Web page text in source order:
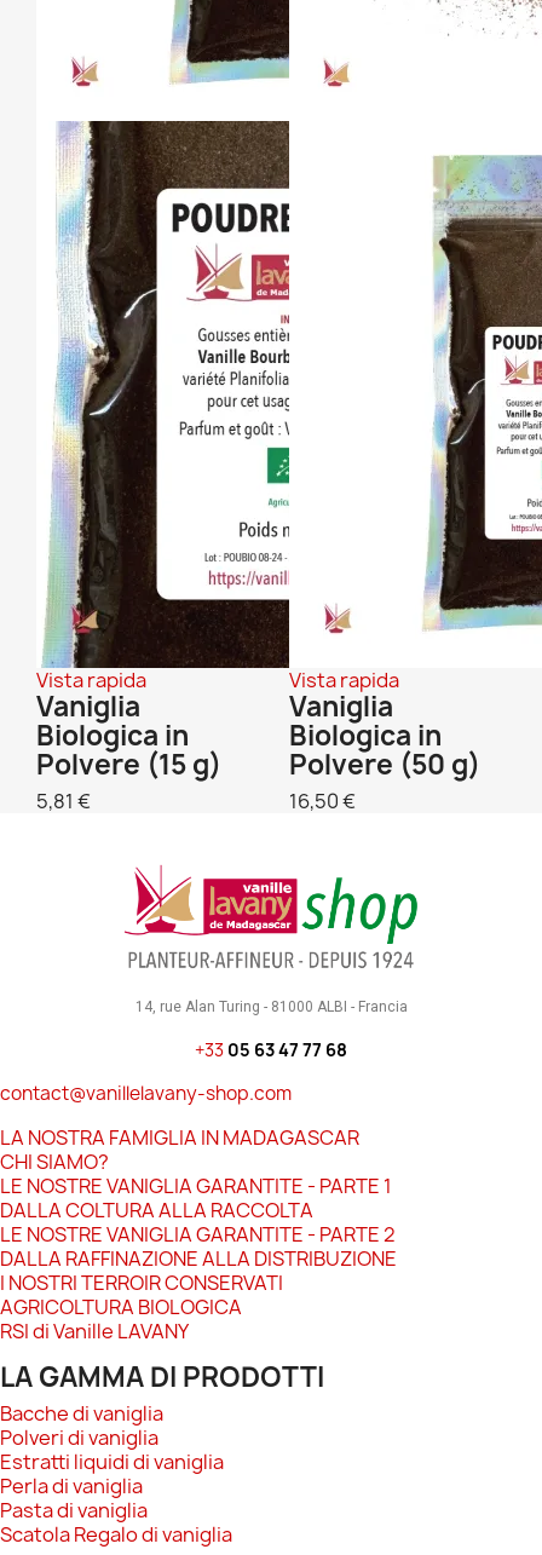
Vista rapida
Vaniglia
Biologica in
Polvere (15 g)
5,81 €
Vista rapida
Vaniglia
Biologica in
Polvere (50 g)
16,50 €
14, rue Alan Turing - 81000 ALBI - Francia
+33 05 63 47 77 68
contact@vanillelavany-shop.com
LA NOSTRA FAMIGLIA IN MADAGASCAR
CHI SIAMO?
LE NOSTRE VANIGLIA GARANTITE - PARTE 1
DALLA COLTURA ALLA RACCOLTA
LE NOSTRE VANIGLIA GARANTITE - PARTE 2
DALLA RAFFINAZIONE ALLA DISTRIBUZIONE
I NOSTRI TERROIR CONSERVATI
AGRICOLTURA BIOLOGICA
RSI di Vanille LAVANY
LA GAMMA DI PRODOTTI
Bacche di vaniglia
Polveri di vaniglia
Estratti liquidi di vaniglia
Perla di vaniglia
Pasta di vaniglia
Scatola Regalo di vaniglia